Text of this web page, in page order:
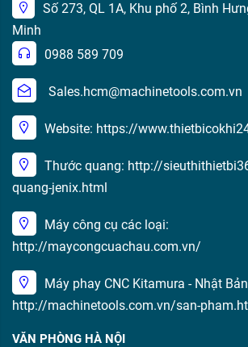
Số 273, QL 1A, Khu phố 2, Bình
Minh
0988 589 709
Sales.hcm@machinetools.com.vn
Website: https://
Thước quang: http://
quang-jenix.html
Máy công cụ các loại:
http://maycongcuachau.com.vn/
Máy phay CNC Kitamura - Nhật
http://machinetools.com.vn/san-
VĂN PHÒNG HÀ NỘI